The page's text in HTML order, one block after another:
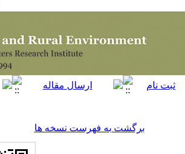
برگشت به فهرست نسخه ها